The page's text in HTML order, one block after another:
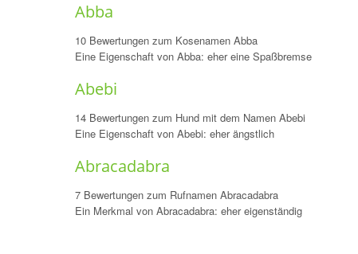
Abba
10 Bewertungen zum Kosenamen Abba
Eine Eigenschaft von Abba: eher eine Spaßbremse
Abebi
14 Bewertungen zum Hund mit dem Namen Abebi
Eine Eigenschaft von Abebi: eher ängstlich
Abracadabra
7 Bewertungen zum Rufnamen Abracadabra
Ein Merkmal von Abracadabra: eher eigenständig